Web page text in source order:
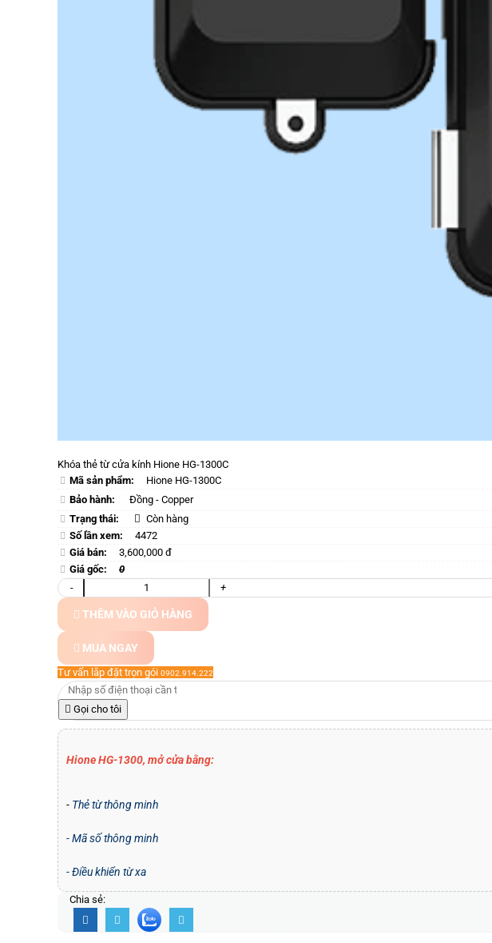
Khóa thẻ từ cửa kính Hione HG-1300C
Mã sản phẩm:
Hione HG-1300C
Bảo hành:
Đồng - Copper
Trạng thái:
Còn hàng
Số lần xem:
4472
Giá bán:
3,600,000 đ
Giá gốc:
0
-
+
THÊM VÀO GIỎ HÀNG
MUA NGAY
Tư vấn lắp đặt trọn gói 0902.914.222
Gọi cho tôi
Hione HG-1300, mở cửa bằng:
- Thẻ từ thông minh
- Mã số thông minh
- Điều khiển từ xa
Chia sẻ: